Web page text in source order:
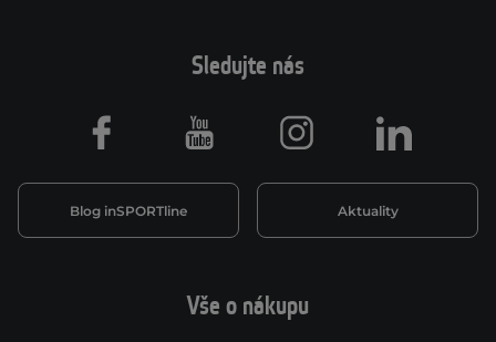
Vše o nákupu
Sledujte nás
Blog inSPORTline Aktuality
Facebook Youtube Instagram LinkedIn